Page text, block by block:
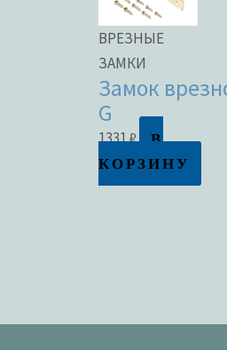
ВРЕЗНЫЕ
ЗАМКИ
Замок
G
1331₽
В
КОРЗИНУ